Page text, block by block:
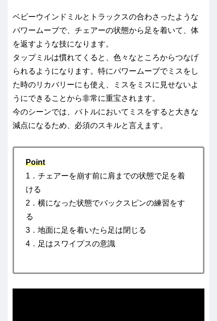
ベビーウインドミルとトラックスの合わさったような
パワームーブで、チェアーの状態から足を着いて、体
を返すような技になります。
タップミルは慣れてくると、色々なところからつなげ
られるようになります。特にパワームーブでミスをし
た時のリカバリーにも使え、ミスをミスに見せないよ
うにできることから非常に重宝されます。
今のシーンでは、バトルにおいてミスをすると大きな
減点になるため、必須のスキルと言えます。
Point
1．チェアーを崩す前に肩までの状態で足を着
ける
2．横になった状態でバックスピンの練習をす
る
3．地面に足を着いたら足は閉じる
4．足はスワイプスの意識